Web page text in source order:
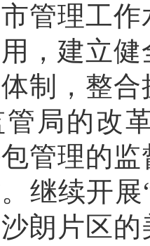
理工作
，建立
制，整
局的改
管理的
继续开
朗片区